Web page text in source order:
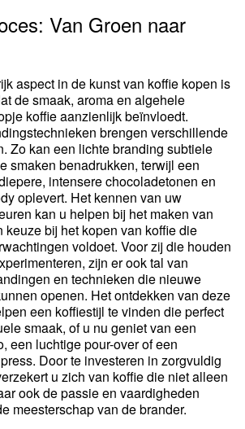
Van Groen naar
aspect in de kunst van koffie kopen is
de smaak, aroma en algehele
koffie aanzienlijk beïnvloedt.
brengen verschillende
Zo kan een lichte branding subtiele
smaken benadrukken, terwijl een
intensere chocoladetonen en
oplevert. Het kennen van uw
kan u helpen bij het maken van
bij het kopen van koffie die
voldoet. Voor zij die houden
zijn er ook tal van
en technieken die nieuwe
openen. Het ontdekken van deze
een koffiestijl te vinden die perfect
smaak, of u nu geniet van een
een luchtige pour-over of een
Door te investeren in zorgvuldig
u zich van koffie die niet alleen
ook de passie en vaardigheden
meesterschap van de brander.